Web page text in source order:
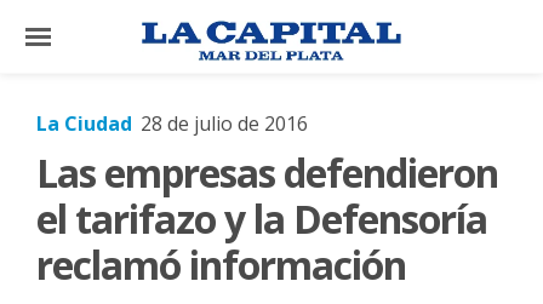
×
El
País
Mundo
La Ciudad 28 de julio de 2016
Las empresas defendieron
el tarifazo y la Defensoría
reclamó información